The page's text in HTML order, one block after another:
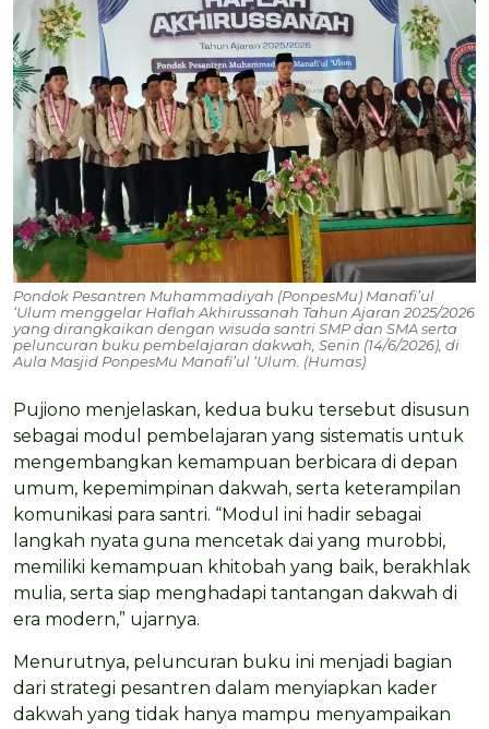
Pondok Pesantren Muhammadiyah (PonpesMu) Manafi’ul
‘Ulum menggelar Haflah Akhirussanah Tahun Ajaran 2025/2026
yang dirangkaikan dengan wisuda santri SMP dan SMA serta
peluncuran buku pembelajaran dakwah, Senin (14/6/2026), di
Aula Masjid PonpesMu Manafi’ul ‘Ulum. (Humas)
Pujiono menjelaskan, kedua buku tersebut disusun
sebagai modul pembelajaran yang sistematis untuk
mengembangkan kemampuan berbicara di depan
umum, kepemimpinan dakwah, serta keterampilan
komunikasi para santri. “Modul ini hadir sebagai
langkah nyata guna mencetak dai yang murobbi,
memiliki kemampuan khitobah yang baik, berakhlak
mulia, serta siap menghadapi tantangan dakwah di
era modern,” ujarnya.
Menurutnya, peluncuran buku ini menjadi bagian
dari strategi pesantren dalam menyiapkan kader
dakwah yang tidak hanya mampu menyampaikan